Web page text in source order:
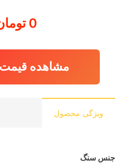
0
مشاهده
ویژگی محصول
جنس سنگ